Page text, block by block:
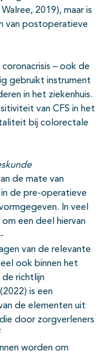
2019), maar is
van postoperatieve
– ook de
gebruikt instrument
in het ziekenhuis.
van CFS in het
bij colorectale
de mate van
de pre-operatieve
In veel
een deel hiervan
van de relevante
ook binnen het
richtlijn
is een
de elementen uit
door zorgverleners
worden om